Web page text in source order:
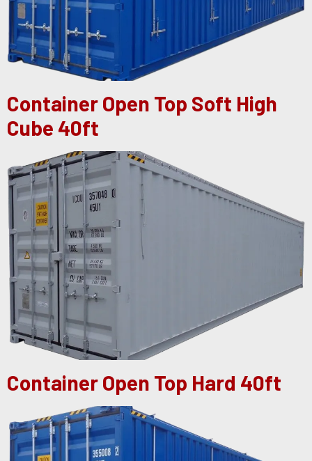
Container Open Top Soft High
Cube 40ft
Container Open Top Hard 40ft